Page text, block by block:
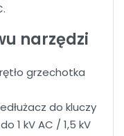
narzędzi
grzechotka
do kluczy
1 kV AC / 1,5 kV